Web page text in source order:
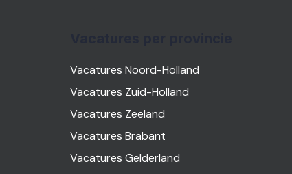
Vacatures Noord-Holland
Vacatures Zuid-Holland
Vacatures Zeeland
Vacatures Brabant
Vacatures Gelderland